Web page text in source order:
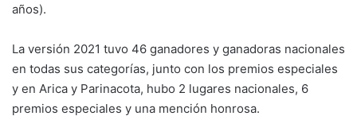
años).
La versión 2021 tuvo 46 ganadores y ganadoras nacionales
en todas sus categorías, junto con los premios especiales
y en Arica y Parinacota, hubo 2 lugares nacionales, 6
premios especiales y una mención honrosa.